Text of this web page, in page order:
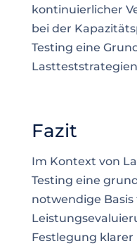
kontinuierlicher
bei der
Testing eine
Fazit
Im Kontext von
Testing eine
notwendige
Festlegung